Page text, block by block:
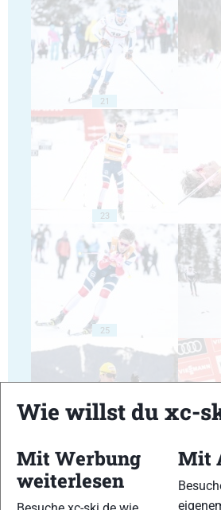
21
23
25
Wie willst du xc-
Mit Werbung
weiterlesen
Mit